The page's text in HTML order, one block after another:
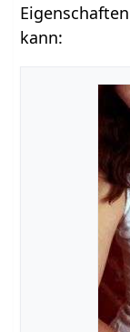
kann: